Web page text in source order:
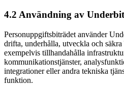
4.2 Användning av
Personuppgiftsbiträdet använder
drifta, underhålla, utveckla och
exempelvis tillhandahålla
kommunikationstjänster,
integrationer eller andra tekniska
funktion.